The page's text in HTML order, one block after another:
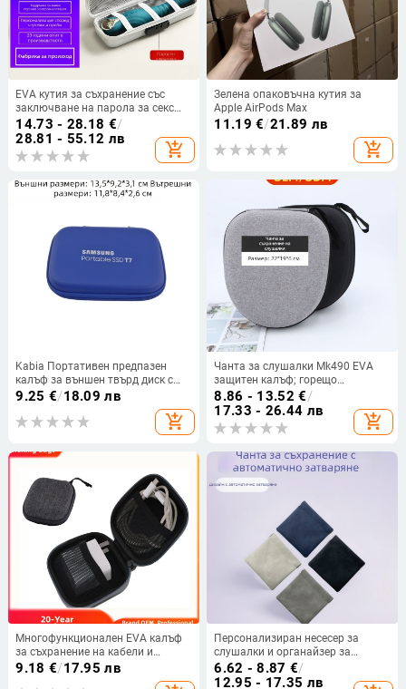
EVA кутия за съхранение със
заключване на парола за секс
играчки, модел bh1316,
дискретен твърд корпус
14.73 - 28.18 €/
28.81 - 55.12 лв
add_shopping_cart
Зелена опаковъчна кутия за
Apple AirPods Max
11.19 €/21.89 лв
add_shopping_cart
Kabia Портативен предпазен
калъф за външен твърд диск с
EVA чанта за USB флаш памет,
SD карти, USB сигурносен ключ,
слушалки и кабели
9.25 €/18.09 лв
add_shopping_cart
Чанта за слушалки Mk490 EVA
защитен калъф; горещо
пресоване + шиене; картонено
опаковане
8.86 - 13.52 €/
17.33 - 26.44 лв
add_shopping_cart
Многофункционален EVA калъф
за съхранение на кабели и
аксесоари, защитен плик за
9.18 €/17.95 лв
Персонализиран несесер за
слушалки и органайзер за
кабели, PU кожен калъф за грим
и червило, бижута с перли,
6.62 - 8.87 €/
12.95 - 17.35 лв